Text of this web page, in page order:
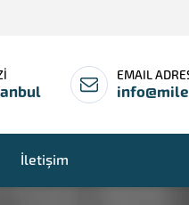
EMAIL
İletişim